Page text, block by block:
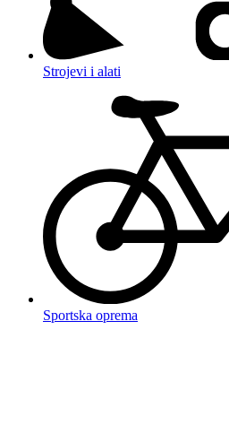
Strojevi i alati
Sportska oprema